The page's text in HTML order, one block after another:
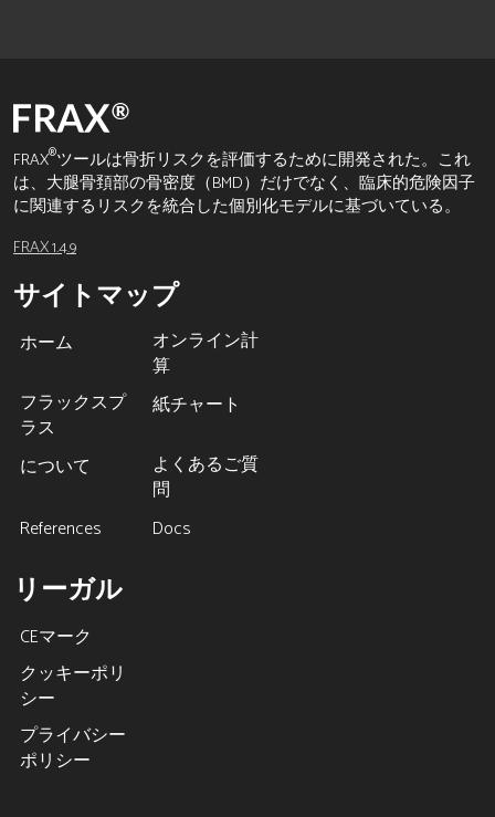
FRAX®ツールは骨折リスクを評価するために開発された。これ
は、大腿骨頚部の骨密度（BMD）だけでなく、臨床的危険因子
に関連するリスクを統合した個別化モデルに基づいている。
FRAX 1.4.9
サイトマップ
ホーム
オンライン計
算
フラックスプ
ラス
紙チャート
について
よくあるご質
問
References
Docs
リーガル
CEマーク
クッキーポリ
シー
プライバシー
ポリシー